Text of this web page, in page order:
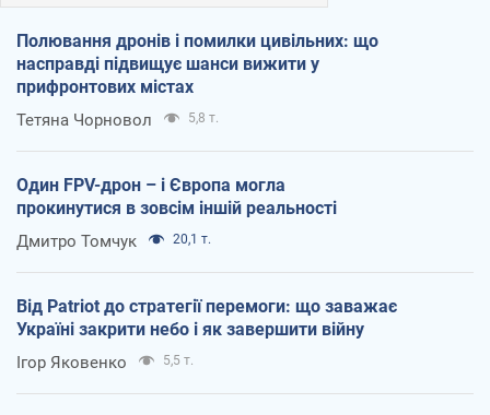
Полювання дронів і помилки цивільних: що
насправді підвищує шанси вижити у
прифронтових містах
Тетяна Чорновол 5,8 т.
Один FPV-дрон – і Європа могла
прокинутися в зовсім іншій реальності
Дмитро Томчук 20,1 т.
Від Patriot до стратегії перемоги: що заважає
Україні закрити небо і як завершити війну
Ігор Яковенко 5,5 т.